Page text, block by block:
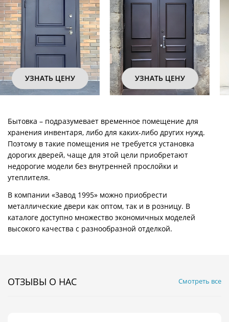
УЗНАТЬ ЦЕНУ УЗНАТЬ ЦЕНУ
Бытовка – подразумевает временное помещение для
хранения инвентаря, либо для каких-либо других нужд.
Поэтому в такие помещения не требуется установка
дорогих дверей, чаще для этой цели приобретают
недорогие модели без внутренней прослойки и
утеплителя.
В компании «Завод 1995» можно приобрести
металлические двери как оптом, так и в розницу. В
каталоге доступно множество экономичных моделей
высокого качества с разнообразной отделкой.
ОТЗЫВЫ О НАС Смотреть все